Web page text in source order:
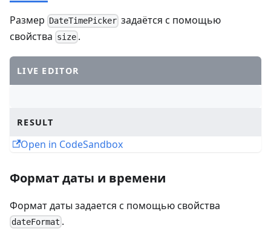
Размер DateTimePicker задаётся с помощью
свойства size .
LIVE EDITOR
RESULT
Open in CodeSandbox
Формат даты и времени
Формат даты задается с помощью свойства
dateFormat .